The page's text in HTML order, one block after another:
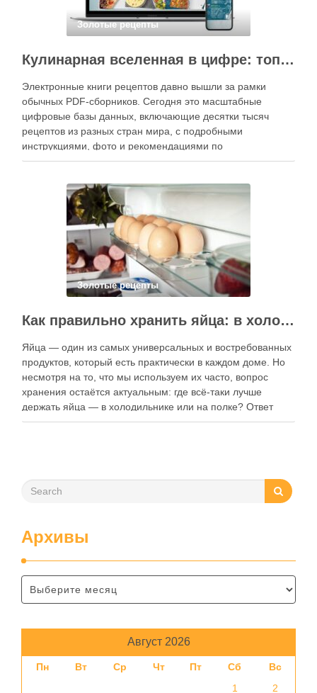
Золотые рецепты
Кулинарная вселенная в цифре: топ-3 самых больших электронных книг рецептов
Электронные книги рецептов давно вышли за рамки
обычных PDF-сборников. Сегодня это масштабные
цифровые базы данных, включающие десятки тысяч
рецептов из разных стран мира, с подробными
инструкциями, фото и рекомендациями по
приготовлению. В отличие от печатных изданий,
контент, расширять коллекции блюд и добавлять новые
функции. Ниже …
Золотые рецепты
Как правильно хранить яйца: в холодильнике или на полке?
Яйца — один из самых универсальных и востребованных
продуктов, который есть практически в каждом доме. Но
несмотря на то, что мы используем их часто, вопрос
хранения остаётся актуальным: где всё-таки лучше
держать яйца — в холодильнике или на полке? Ответ
зависит от нескольких факторов, включая температуру
Архивы
Август 2026
Пн Вт Ср Чт Пт Сб
Вс
1
2